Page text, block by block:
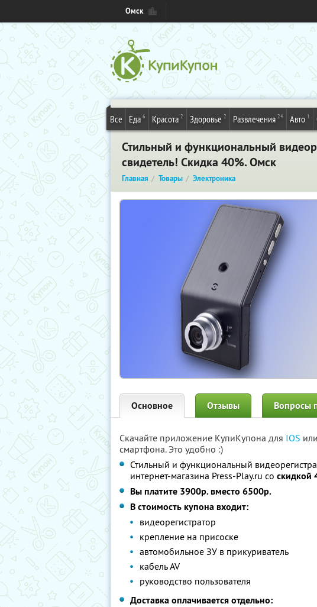
Омск
Все Еда 6 Красота 2 Здоровье 2 Развлечения 24 Авто 1
Стильный и функциональный
свидетель! Скидка 40%. Омск
Главная Товары Электроника
Основное Отзывы Вопросы
Скачайте приложение КупиКупона для IOS или
смартфона. Это удобно :)
Стильный и функциональный
интернет-магазина Press-Play.ru со скидкой
Вы платите 3900р. вместо 6500р.
В стоимость купона входит:
видеорегистратор
крепление на присоске
автомобильное ЗУ в прикуриватель
кабель AV
руководство пользователя
Доставка оплачивается отдельно: